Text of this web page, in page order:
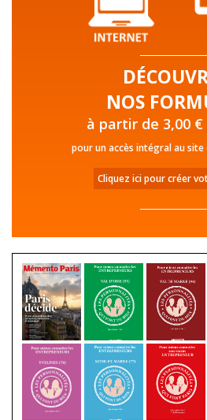
NOS
à partir de 3,00
pour un accès intégral au site
Cliquez ici pour créer